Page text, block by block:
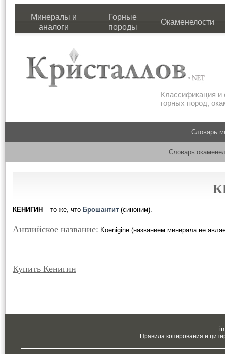
Минералы и
аналоги
Горные
породы
Окаменелости
Классификация и
горных пород,
Словарь
Словарь
КЕНИГИН – то же, что Брошантит (синоним).
Английское название: Koenigine (названием минерала не
Купить Кенигин
Правила копирования и